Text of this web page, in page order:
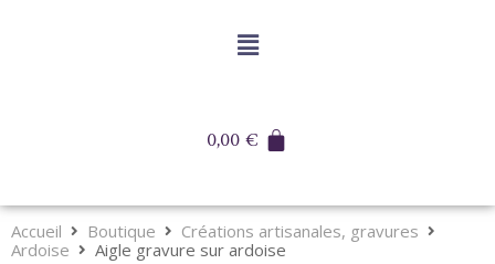
0,00€
Accueil Boutique
Créations artisanales, gravures
Ardoise
Aigle gravure sur ardoise